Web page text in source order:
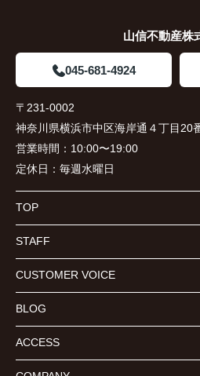
山信不動産株
045-681-4924
〒231-0002
神奈川県横浜市中区海岸通４丁目20
営業時間： 10:00〜19:00
定休日： 毎週水曜日
TOP
STAFF
CUSTOMER VOICE
BLOG
ACCESS